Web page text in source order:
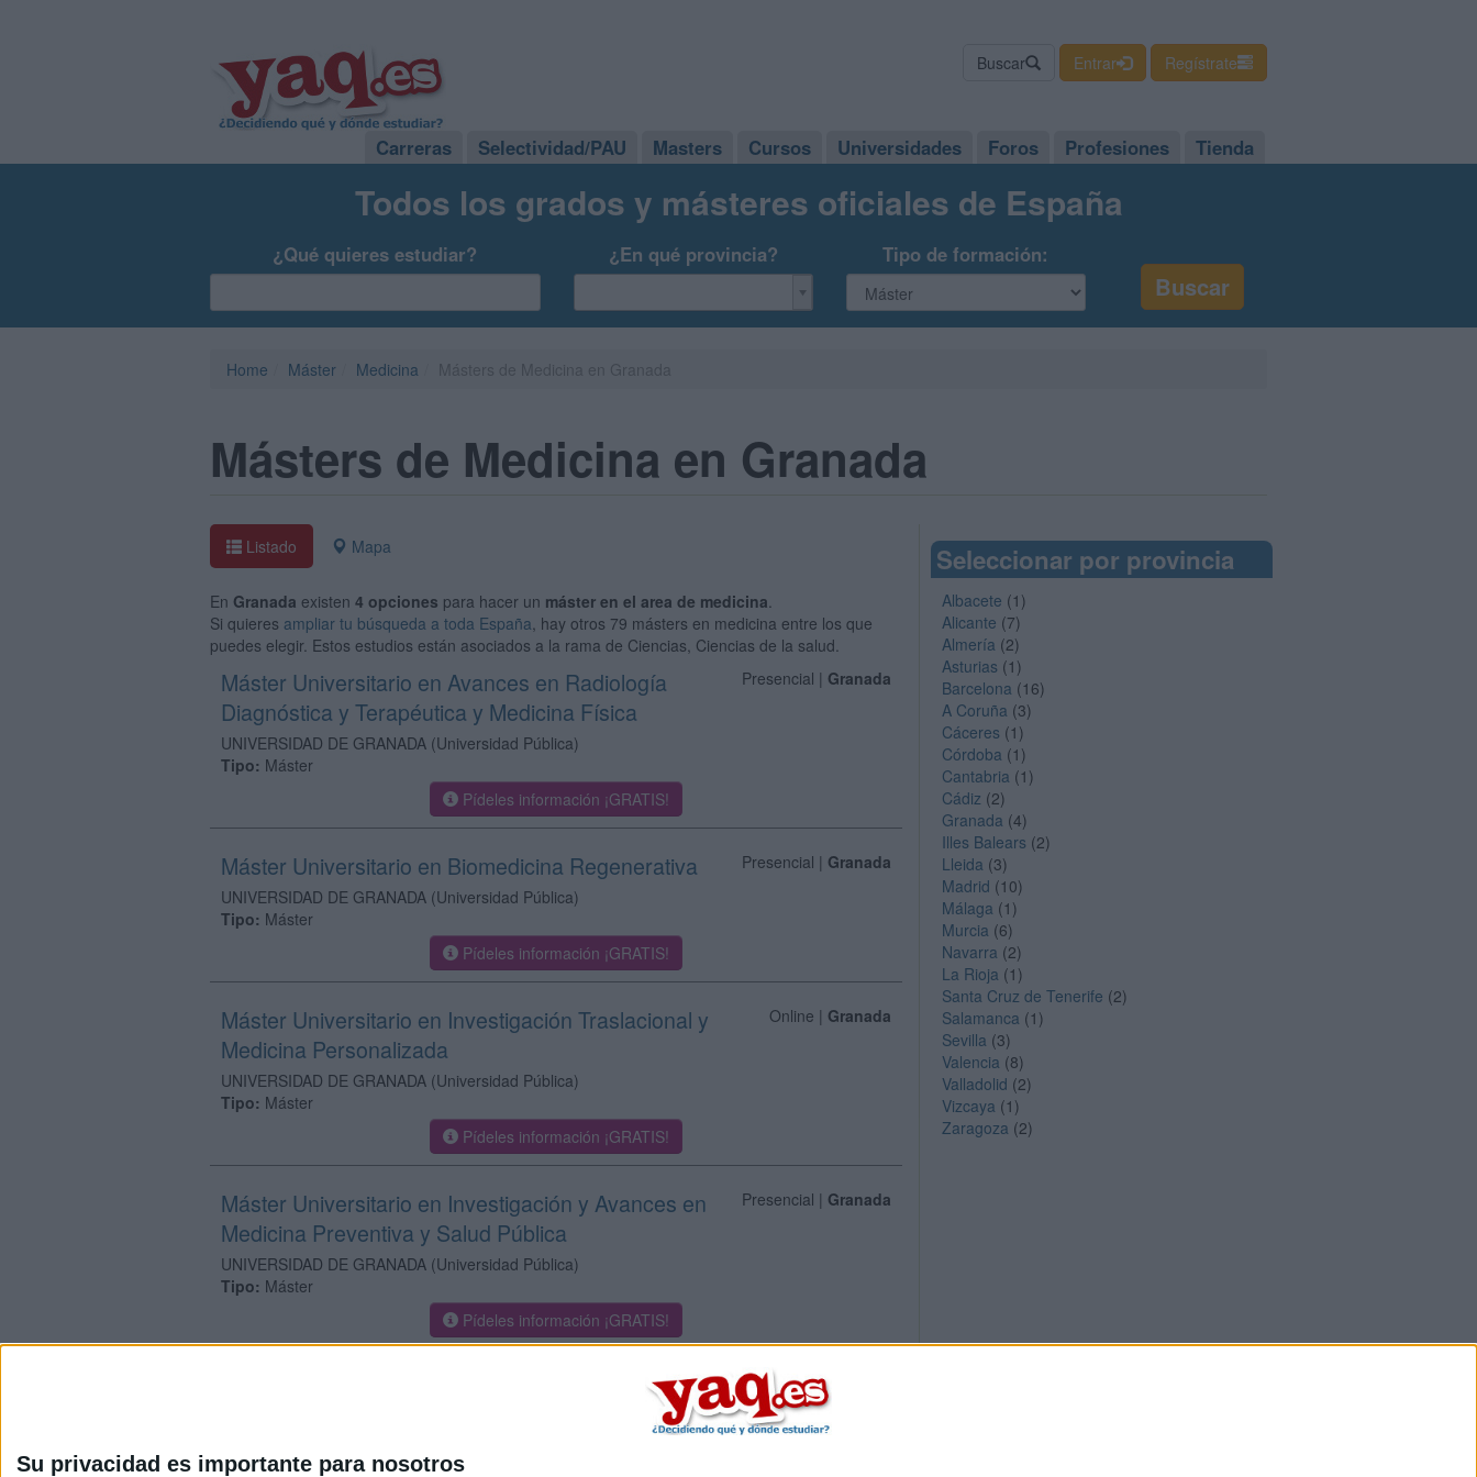
Su privacidad es importante para nosotros
Buscar Entrar Regístrate
Carreras Selectividad/PAU Masters Cursos Universidades Foros Profesiones Tienda
Todos los grados y másteres oficiales de España
¿Qué quieres estudiar? ¿En qué provincia? Tipo de formación:
Home Máster Medicina
Másters de Medicina en Granada
Listado Mapa
En Granada existen 4 opciones para hacer un máster en el area de medicina.
Si quieres ampliar tu búsqueda a toda España, hay otros 79 másters en medicina entre los que
puedes elegir. Estos estudios están asociados a la rama de Ciencias, Ciencias de la salud.
Presencial | Granada
Máster Universitario en Avances en Radiología
Diagnóstica y Terapéutica y Medicina Física
UNIVERSIDAD DE GRANADA (Universidad Pública)
Tipo: Máster
Pídeles información ¡GRATIS!
Presencial | Granada
Máster Universitario en Biomedicina Regenerativa
UNIVERSIDAD DE GRANADA (Universidad Pública)
Tipo: Máster
Pídeles información ¡GRATIS!
Online | Granada
Máster Universitario en Investigación Traslacional y
Medicina Personalizada
UNIVERSIDAD DE GRANADA (Universidad Pública)
Tipo: Máster
Pídeles información ¡GRATIS!
Presencial | Granada
Máster Universitario en Investigación y Avances en
Medicina Preventiva y Salud Pública
UNIVERSIDAD DE GRANADA (Universidad Pública)
Tipo: Máster
Pídeles información ¡GRATIS!
Seleccionar por provincia
Albacete (1)
Alicante (7)
Almería (2)
Asturias (1)
Barcelona (16)
A Coruña (3)
Cáceres (1)
Córdoba (1)
Cantabria (1)
Cádiz (2)
Granada (4)
Illes Balears (2)
Lleida (3)
Madrid (10)
Málaga (1)
Murcia (6)
Navarra (2)
La Rioja (1)
Santa Cruz de Tenerife (2)
Salamanca (1)
Sevilla (3)
Valencia (8)
Valladolid (2)
Vizcaya (1)
Zaragoza (2)